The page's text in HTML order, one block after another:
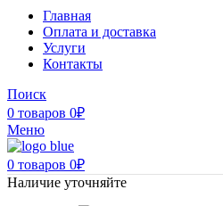
Главная
Оплата и доставка
Услуги
Контакты
Поиск
0 товаров 0₽
Меню
0 товаров 0₽
Наличие уточняйте